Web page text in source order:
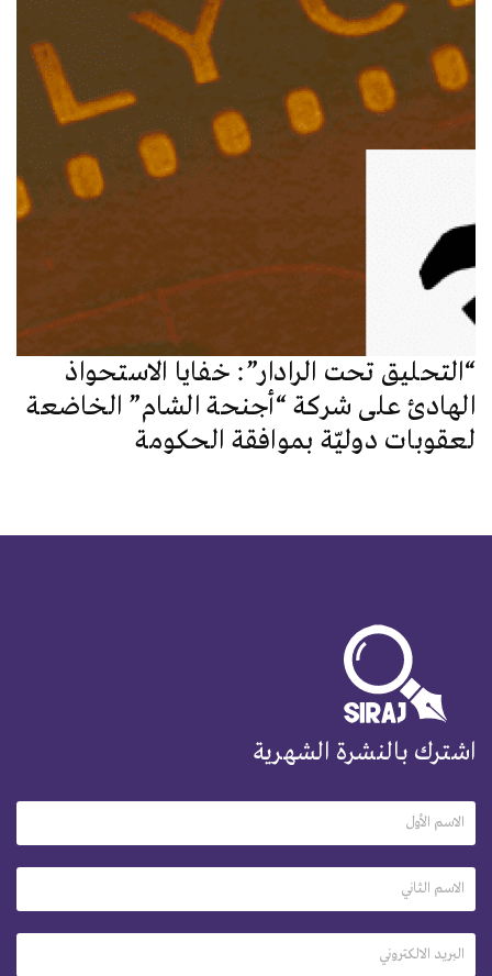
“التحليق تحت الرادار”: خفايا الاستحواذ
الهادئ على شركة “أجنحة الشام” الخاضعة
لعقوبات دوليّة بموافقة الحكومة
اشترك بالنشرة الشهرية